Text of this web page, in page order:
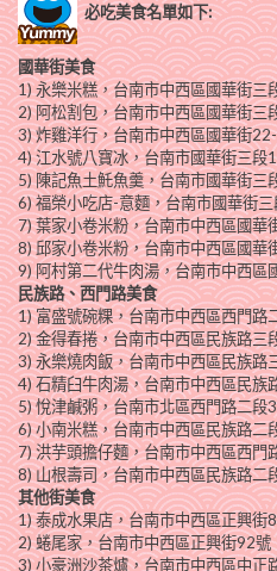
必吃美食名單如下:
國華街美食
1) 永樂米糕，台南市中西區國華街三
2) 阿松割包，台南市中西區國華街三
3) 炸雞洋行，台南市中西區國華街
4) 江水號八寶冰，台南市國華街三段
5) 陳記魚土魠魚羹，台南市國華街三
6) 福榮小吃店-意麵，台南市國華街
7) 葉家小卷米粉，台南市中西區國華
8) 邱家小卷米粉，台南市中西區國華
9) 阿村第二代牛肉湯，台南市中西區
民族路、西門路美食
1) 富盛號碗粿，台南市中西區西門路
2) 金得春捲，台南市中西區民族路三
3) 永樂燒肉飯，台南市中西區民族路
4) 石精臼牛肉湯，台南市中西區民族
5) 悅津鹹粥，台南市北區西門路二段
6) 小南米糕，台南市中西區民族路二
7) 洪芋頭擔仔麵，台南市中西區西門
8) 山根壽司，台南市中西區民族路二
其他街美食
1) 泰成水果店，台南市中西區正興街
2) 蜷尾家，台南市中西區正興街92號
3) 小豪洲沙茶爐，台南市中西區中